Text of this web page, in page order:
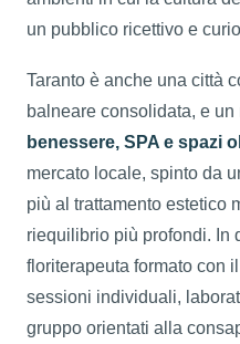
un pubblico ricettivo e
Taranto è anche una città
balneare consolidata, e
benessere, SPA e spazi
mercato locale, spinto da
più al trattamento estetico
riequilibrio più profondi. In
floriterapeuta formato con
sessioni individuali,
gruppo orientati alla